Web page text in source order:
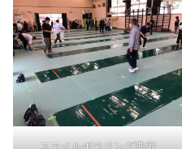
スマイルボウリング準備